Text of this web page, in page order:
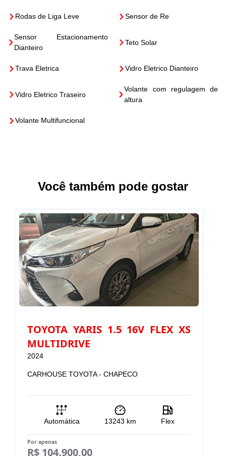
Rodas de Liga Leve Sensor de Re
Sensor Estacionamento
Dianteiro
Teto Solar
Trava Eletrica Vidro Eletrico Dianteiro
Vidro Eletrico Traseiro
Volante com regulagem de
altura
Volante Multifuncional
Você também pode gostar
TOYOTA YARIS 1.5 16V FLEX XS
MULTIDRIVE
2024
CARHOUSE TOYOTA - CHAPECO
Automática 13243 km Flex
Por apenas
R$ 104.900,00